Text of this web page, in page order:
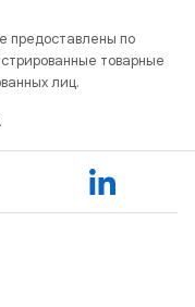
предоставлены по
товарные
лиц.